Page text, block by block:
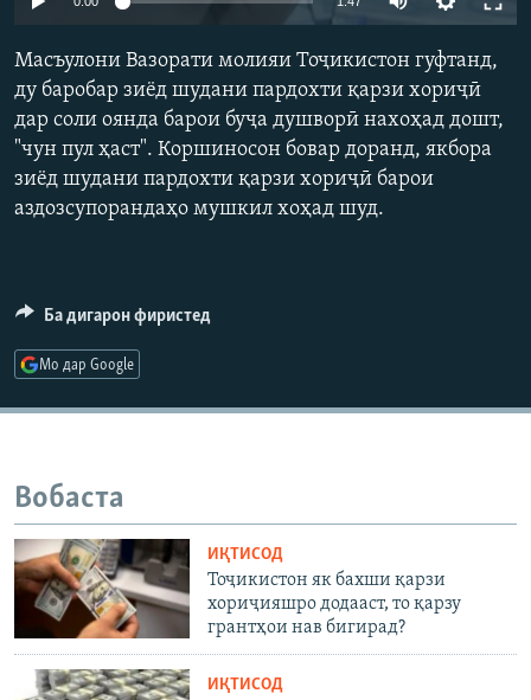
ПАЙГИРӢ КУНЕД
Auto 480p
810p
480p
720p
Масъулони Вазорати молияи Тоҷикистон гуфтанд,
ду баробар зиёд шудани пардохти қарзи хориҷӣ
дар соли оянда барои буҷа душворӣ нахоҳад дошт,
"чун пул ҳаст". Коршиносон бовар доранд, якбора
зиёд шудани пардохти қарзи хориҷӣ барои
аздозсупорандаҳо мушкил хоҳад шуд.
Ба дигарон фиристед
Мо дар Google
Вобаста
ИҚТИСОД
Тоҷикистон як бахши қарзи
хориҷияшро додааст, то қарзу
грантҳои нав бигирад?
ИҚТИСОД